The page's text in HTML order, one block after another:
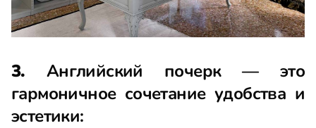
3. Английский почерк — это
гармоничное сочетание удобства и
эстетики: